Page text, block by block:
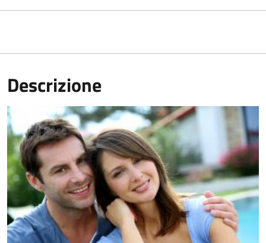
Descrizione